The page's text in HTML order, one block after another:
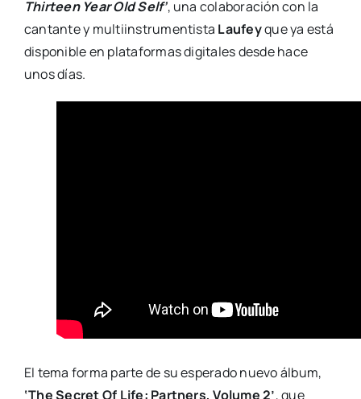
Thirteen Year Old Self’, una colaboración con la
cantante y multiinstrumentista Laufeyque ya está
disponible en plataformas digitales desde hace
unos días.
El tema forma parte de su esperado nuevo álbum,
‘The Secret Of Life: Partners, Volume 2’, que